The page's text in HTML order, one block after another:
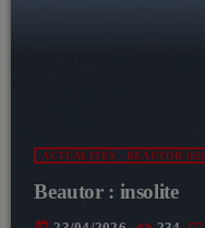
ACTUALITÉS - BEAUTOR (02)
Beautor : insolite